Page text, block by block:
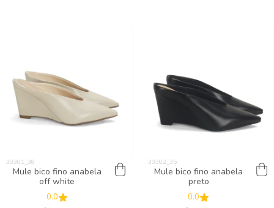
Mule bico fino anabela
off white
0.0
Mule bico fino anabela
preto
0.0